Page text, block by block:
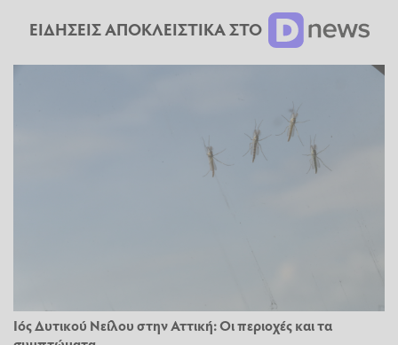
ΕΙΔΗΣΕΙΣ ΑΠΟΚΛΕΙΣΤΙΚΑ ΣΤΟ
Ιός Δυτικού Νείλου στην Αττική: Οι περιοχές και τα